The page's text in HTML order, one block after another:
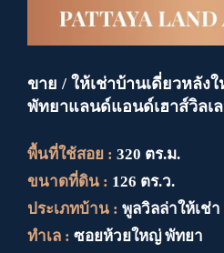
ขาย / ให้เช่าบ้านเดี่ยวหลัง
พัทยาแลนด์แอนด์เฮาส์วิลเ
พื้นที่ใช้สอย : 320 ตร.ม.
ขนาดที่ดิน : 126 ตร.ว.
ประเภทบ้าน : พูลวิลล่าให้เช่า
ทำเล : ซอยห้วยใหญ่ พัทยา